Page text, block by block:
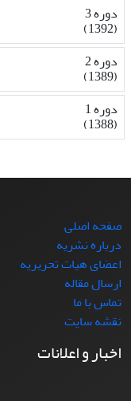
دوره 3
(1392)
دوره 2
(1389)
دوره 1
(1388)
صفحه اصلی
درباره نشریه
اعضای هیات تحریریه
ارسال مقاله
تماس با ما
نقشه سایت
اخبار و اعلانات